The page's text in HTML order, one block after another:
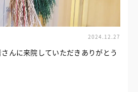
2024.12.27
んに来院していただきありがとう